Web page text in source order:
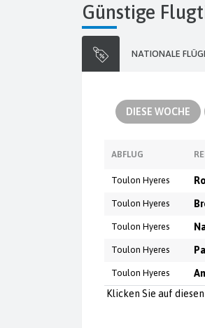
Günstige
NATIONALE
DIESE WOCHE
ABFLUG
Toulon Hyeres
Toulon Hyeres
Toulon Hyeres
Toulon Hyeres
Toulon Hyeres
Klicken Sie auf